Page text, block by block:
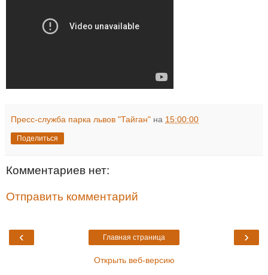
Пресс-служба парка львов "Тайган" на 15:00:00
Поделиться
Комментариев нет:
Отправить комментарий
‹ ›
Главная страница
Открыть веб-версию